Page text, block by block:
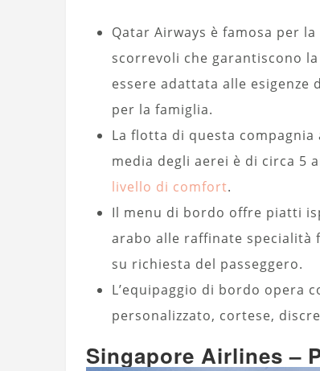
Qatar Airways è famosa per
scorrevoli che garantiscono
essere adattata alle esigenze
per la famiglia.
La flotta di questa compagnia
media degli aerei è di circa 5
livello di comfort.
Il menu di bordo offre piatti
arabo alle raffinate specialità
su richiesta del passeggero.
L’equipaggio di bordo opera
personalizzato, cortese,
Singapore Airlines –